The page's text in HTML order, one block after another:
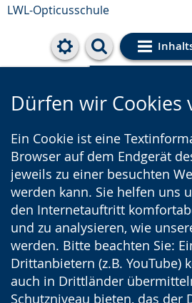
LWL-Opticusschule
Cookie-
Dürfen wir Cookies
Ein Cookie ist eine
Browser auf dem Endgerät
jeweils zu einer besuchten
werden kann. Sie helfen uns
den Internetauftritt
und zu analysieren, wie
werden. Bitte beachten Sie:
Drittanbietern (z.B. YouTube)
auch in Drittländer
Schutzniveau bieten, das der